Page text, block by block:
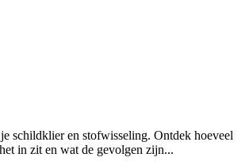
schildklier en stofwisseling. Ontdek hoeveel
in zit en wat de gevolgen zijn...